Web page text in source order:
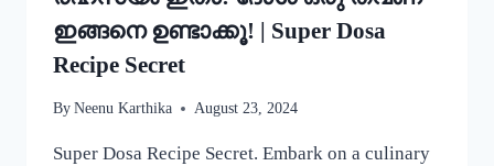
ഇങ്ങനെ ഉണ്ടാക്കൂ! | Super Dosa
Recipe Secret
By Neenu Karthika August 23, 2024
Super Dosa Recipe Secret. Embark on a culinary